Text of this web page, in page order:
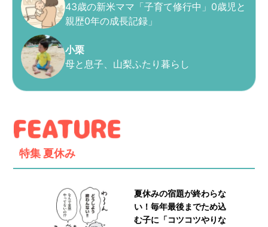
43歳の新米ママ「子育て修行中」0歳児と
親歴0年の成長記録」
小栗
母と息子、山梨ふたり暮らし
特集 夏休み
夏休みの宿題が終わらな
い！毎年最後までため込
む子に「コツコツやりな